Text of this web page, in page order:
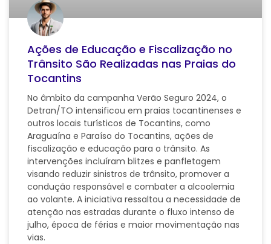
Ações de Educação e Fiscalização no
Trânsito São Realizadas nas Praias do
Tocantins
No âmbito da campanha Verão Seguro 2024, o
Detran/TO intensificou em praias tocantinenses e
outros locais turísticos de Tocantins, como
Araguaína e Paraíso do Tocantins, ações de
fiscalização e educação para o trânsito. As
intervenções incluíram blitzes e panfletagem
visando reduzir sinistros de trânsito, promover a
condução responsável e combater a alcoolemia
ao volante. A iniciativa ressaltou a necessidade de
atenção nas estradas durante o fluxo intenso de
julho, época de férias e maior movimentação nas
vias.